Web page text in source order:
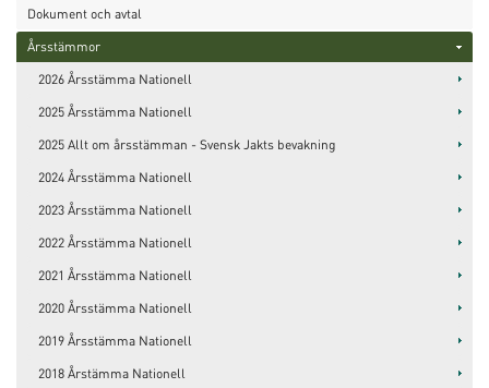
Dokument och avtal
Årsstämmor
2026 Årsstämma Nationell
2025 Årsstämma Nationell
2025 Allt om årsstämman - Svensk Jakts bevakning
2024 Årsstämma Nationell
2023 Årsstämma Nationell
2022 Årsstämma Nationell
2021 Årsstämma Nationell
2020 Årsstämma Nationell
2019 Årsstämma Nationell
2018 Årstämma Nationell